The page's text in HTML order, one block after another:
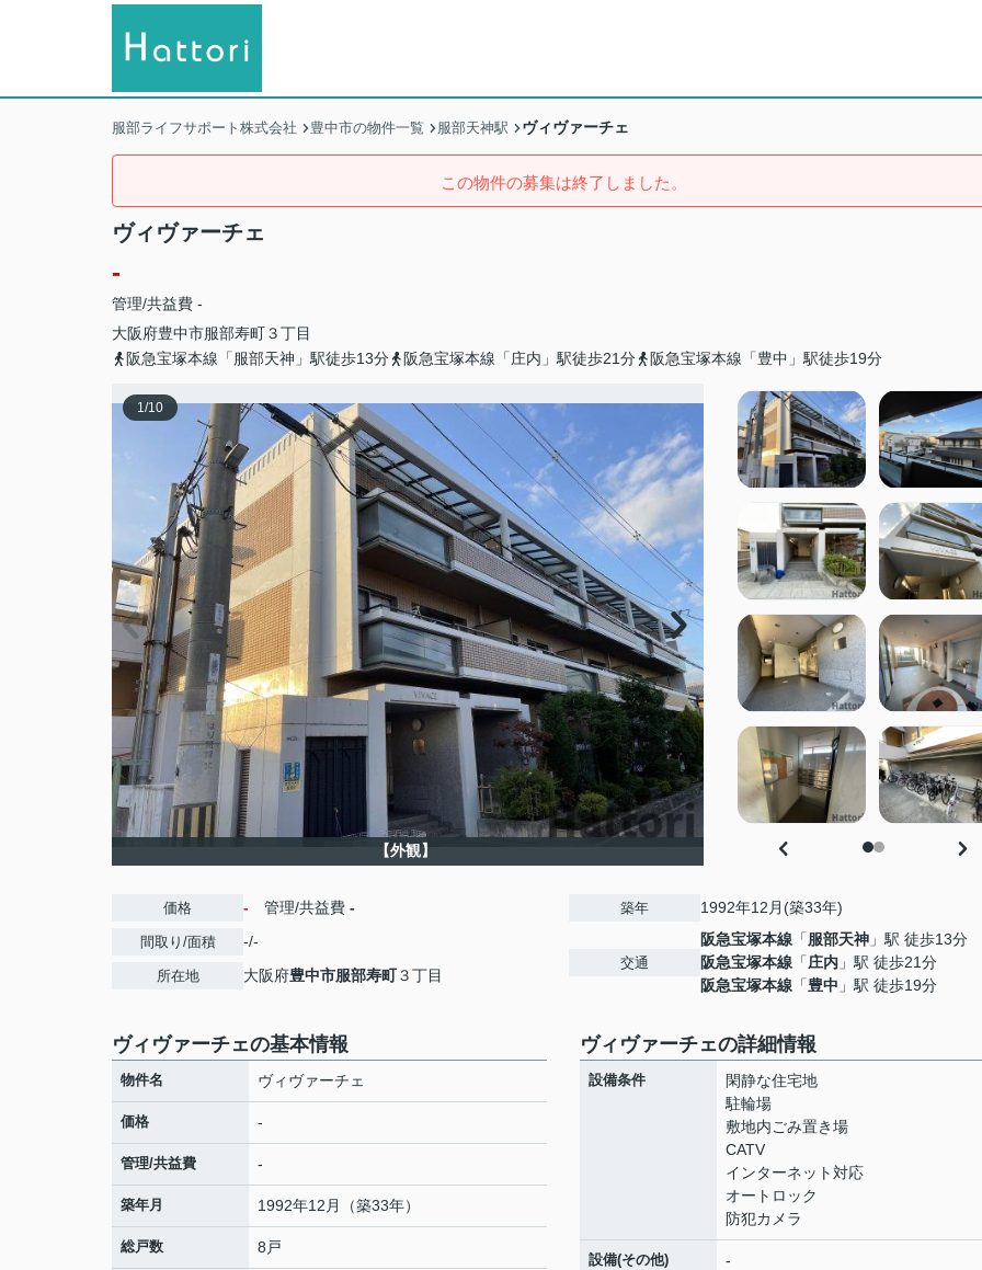
服部ライフサポート株式会社 豊中市の物件一覧 服部天神駅 ヴィヴァーチェ
この物件の募集は終了しました。
ヴィヴァーチェ
-
管理/共益費 -
大阪府豊中市服部寿町３丁目
阪急宝塚本線「服部天神」駅徒歩13分
阪急宝塚本線「庄内」駅徒歩21分 阪急宝塚本線「豊中」駅徒歩19分
1/10
【外観】
価格 - 管理/共益費 -
間取り/面積 -/-
所在地 大阪府豊中市服部寿町３丁目
築年 1992年12月(築33年)
交通
阪急宝塚本線 「服部天神 」駅 徒歩13分
阪急宝塚本線 「庄内 」駅 徒歩21分
阪急宝塚本線 「豊中 」駅 徒歩19分
ヴィヴァーチェの基本情報
物件名 ヴィヴァーチェ
価格 -
管理/共益費 -
築年月 1992年12月（築33年）
総戸数 8戸
ヴィヴァーチェの詳細情報
設備条件
閑静な住宅地
駐輪場
敷地内ごみ置き場
CATV
インターネット対応
オートロック
防犯カメラ
設備(その他) -